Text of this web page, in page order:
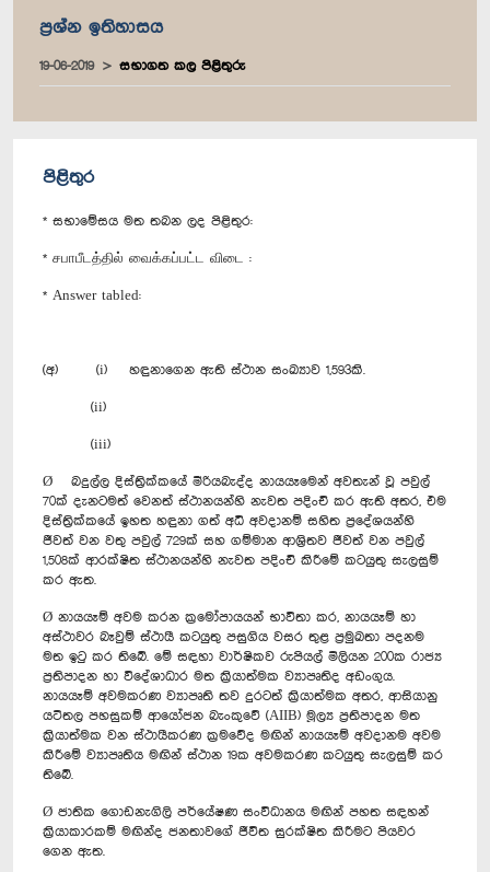
ප්‍රශ්න ඉතිහාසය
19-06-2019 සභාගත කල පිළිතුරු
පිළිතුර
* සභාමේසය මත තබන ලද පිළිතුර:
* சபாபீடத்தில் வைக்கப்பட்ட விடை :
* Answer tabled:
(අ) (i) හඳුනාගෙන ඇති ස්ථාන සංඛ්‍යාව 1,593කි.
(ii)
(iii)
Ø බදුල්ල දිස්ත්‍රික්කයේ මීරියබැද්ද නායයෑමෙන් අවතැන් වූ පවුල්
70ක් දැනටමත් වෙනත් ස්ථානයන්හි නැවත පදිංචි කර ඇති අතර, එම
දිස්ත්‍රික්කයේ ඉහත හඳුනා ගත් අධි අවදානම් සහිත ප්‍රදේශයන්හි
ජීවත් වන වතු පවුල් 729ක් සහ ගම්මාන ආශ්‍රිතව ජීවත් වන පවුල්
1,508ක් ආරක්ෂිත ස්ථානයන්හි නැවත පදිංචි කිරීමේ කටයුතු සැලසුම්
කර ඇත.
Ø නායයෑම් අවම කරන ක්‍රමෝපායයන් භාවිතා කර, නායයෑම් හා
අස්ථාවර බෑවුම් ස්ථායී කටයුතු පසුගිය වසර තුළ ප්‍රමුඛතා පදනම
මත ඉටු කර තිබේ. මේ සඳහා වාර්ෂිකව රුපියල් මිලියන 200ක රාජ්‍ය
ප්‍රතිපාදන හා විදේශාධාර මත ක්‍රියාත්මක ව්‍යාපෘතිද අඩංගුය.
නායයෑම් අවමකරණ ව්‍යාපෘති තව දුරටත් ක්‍රියාත්මක අතර, ආසියානු
යටිතල පහසුකම් ආයෝජන බැංකුවේ (AIIB) මූල්‍ය ප්‍රතිපාදන මත
ක්‍රියාත්මක වන ස්ථායීකරණ ක්‍රමවේද මඟින් නායයෑම් අවදානම අවම
කිරීමේ ව්‍යාපෘතිය මඟින් ස්ථාන 19ක අවමකරණ කටයුතු සැලසුම් කර
තිබේ.
Ø ජාතික ගොඩනැගිලි පර්යේෂණ සංවිධානය මඟින් පහත සඳහන්
ක්‍රියාකාරකම් මඟින්ද ජනතාවගේ ජීවිත සුරක්ෂිත කිරීමට පියවර
ගෙන ඇත.